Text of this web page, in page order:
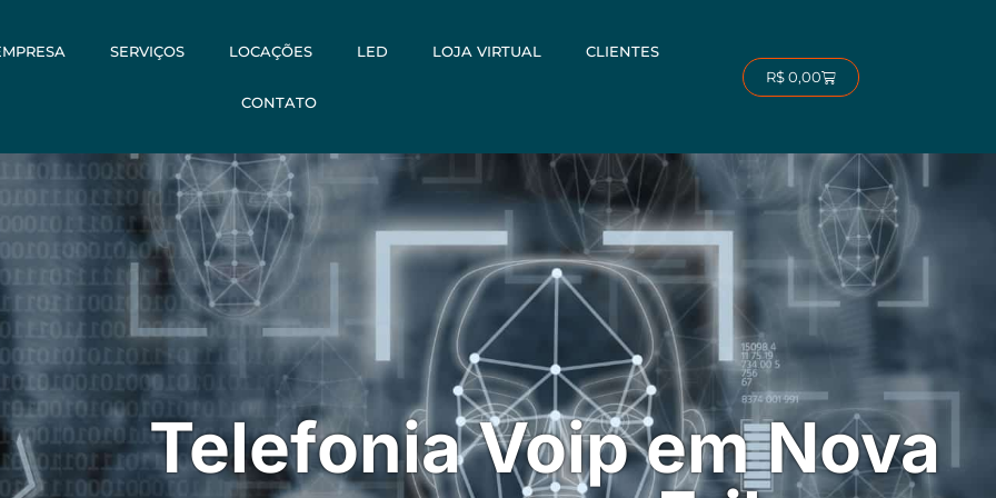
SERVIÇOS LOCAÇÕES LED LOJA VIRTUAL CLIENTES
CONTATO
R$0,00Carrinho
Telefonia Voip em Nova